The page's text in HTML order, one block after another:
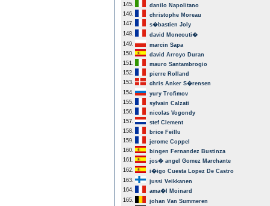
145.
danilo Napolitano
146.
christophe Moreau
147.
s�bastien Joly
148.
david Moncouti�
149.
marcin Sapa
150.
david Arroyo Duran
151.
mauro Santambrogio
152.
pierre Rolland
153.
chris Anker S�rensen
154.
yury Trofimov
155.
sylvain Calzati
156.
nicolas Vogondy
157.
stef Clement
158.
brice Feillu
159.
jerome Coppel
160.
bingen Fernandez Bustinza
161.
jos� angel Gomez Marchante
162.
i�igo Cuesta Lopez De Castro
163.
jussi Veikkanen
164.
ama�l Moinard
165.
johan Van Summeren